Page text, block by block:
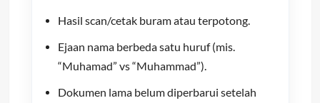
Hasil scan/cetak buram atau terpotong.
Ejaan nama berbeda satu huruf (mis.
“Muhamad” vs “Muhammad”).
Dokumen lama belum diperbarui setelah